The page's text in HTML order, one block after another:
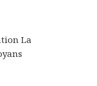
La